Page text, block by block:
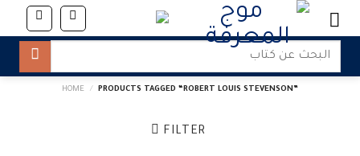
content
Search
HOME / PRODUCTS TAGGED “ROBERT LOUIS STEVENSON”
FILTER